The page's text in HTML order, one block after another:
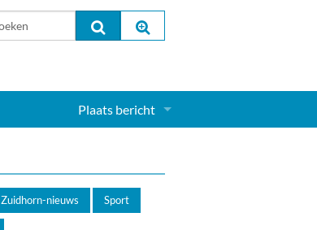
Plaats bericht
Zuidhorn-nieuws Sport